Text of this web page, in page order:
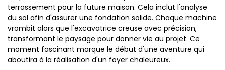
terrassement pour la future maison. Cela inclut l'analyse
du sol afin d'assurer une fondation solide. Chaque machine
vrombit alors que l'excavatrice creuse avec précision,
transformant le paysage pour donner vie au projet. Ce
moment fascinant marque le début d'une aventure qui
aboutira à la réalisation d'un foyer chaleureux.